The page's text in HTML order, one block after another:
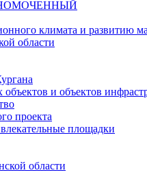
климата и развитию
области
и объектов
проекта
площадки
области